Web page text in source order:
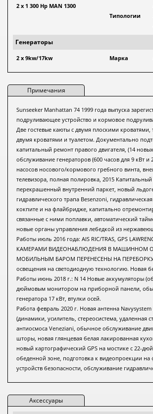
2 x 1 300 Hp MAN 1300
Типологии
Генераторы
2 x 9kw/17kw Марка
Примечания
Sunseeker Manhattan 74 1999 года выпуска
подруливающее устройство и кормовое
Две гостевые каюты с двумя плоскими
двумя кроватями и туалетом. Документально
капитальный ремонт правого двигателя, (14
обслуживание генераторов (600 часов для 9 кВт
насосов носового/кормового гребного винта,
телевизора, полная полировка, 2015
перекрашенный внутренний паркет, новый
гидравлического трапа Besenzoni,
кокпите и на флайбридже, капитально
связанные с ними поплавки, автоматический
новые органы управления лебедкой из
Работы июль 2016 года: AIS RIC/TRAS, GPS
КАМЕРАМИ ВИДЕОНАБЛЮДЕНИЯ В МАШИННОМ
МОБИЛЬНЫМ БАРОМ ПЕРЕНЕСЕНЫ НА ПЕРЕБОРКУ.
освещения на светодиодную технологию. Новая
Работы июнь 2018 г.: N 14 Новые аккумуляторы
дюймовым монитором на приборной панели,
генератора 17 кВт, втулки осей.
Работа февраль 2020 г. Новая антенна
(динамики, усилитель, стереосистема, удаленная
антиосмоса Veneziani, обычное обслуживание
шторы, новая глянцевая белая лакированная
новый картографический GPS на мостике с 22-
обеденной зоне, подготовка к видеопроекции на
устройств безопасности, обслуживание
Аксессуары